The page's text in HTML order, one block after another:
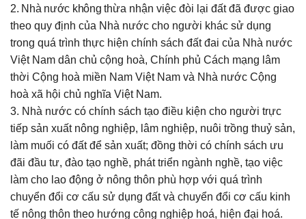
2. Nhà nước khôngthừa nhận việc đòi lại đất đã được giao
theo quy định của Nhà nước cho người khác sử dụng
trong quá trình thực hiện chính sách đất đai của Nhà nước
Việt Nam dân chủ cộng hoà, Chính phủ Cách mạng lâm
thời Cộng hoà miền Nam Việt Nam và Nhà nước Cộng
hoà xã hội chủ nghĩa Việt Nam.
3. Nhà nước có chính sách tạo điều kiện cho người trực
tiếp sản xuất nông nghiệp, lâm nghiệp, nuôi trồng thuỷ sản,
làm muối có đất để sản xuất; đồng thời có chính sách ưu
đãi đầu tư, đào tạo nghề, phát triển ngành nghề, tạo việc
làm cho lao động ở nông thôn phù hợp với quá trình
chuyển đổi cơ cấu sử dụng đất và chuyển đổi cơ cấu kinh
tế nông thôn theo hướng công nghiệp hoá, hiện đại hoá.